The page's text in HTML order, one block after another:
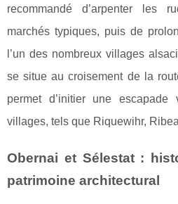
recommandé d’arpenter les
marchés typiques, puis de
l’un des nombreux villages
se situe au croisement de la
permet d’initier une
villages, tels que Riquewihr,
Obernai et Sélestat :
patrimoine architectural